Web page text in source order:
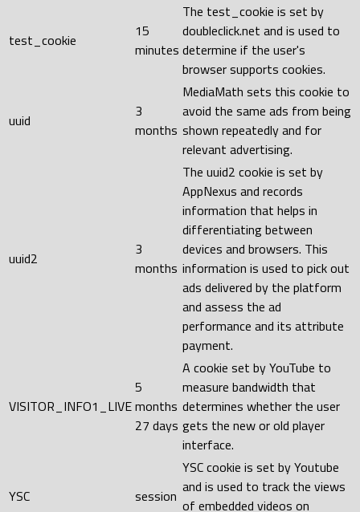
test_cookie
15
minutes
The test_cookie is set by
doubleclick.net and is used to
determine if the user's
browser supports cookies.
uuid
3
months
MediaMath sets this cookie to
avoid the same ads from being
shown repeatedly and for
relevant advertising.
uuid2
3
months
The uuid2 cookie is set by
AppNexus and records
information that helps in
differentiating between
devices and browsers. This
information is used to pick out
ads delivered by the platform
and assess the ad
performance and its attribute
payment.
VISITOR_INFO1_LIVE
5
months
27 days
A cookie set by YouTube to
measure bandwidth that
determines whether the user
gets the new or old player
interface.
YSC session
YSC cookie is set by Youtube
and is used to track the views
of embedded videos on